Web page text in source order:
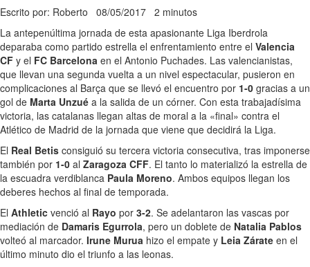
Escrito por: Roberto 08/05/2017 2 minutos
La antepenúltima jornada de esta apasionante Liga Iberdrola
deparaba como partido estrella el enfrentamiento entre el Valencia
CF y el FC Barcelona en el Antonio Puchades. Las valencianistas,
que llevan una segunda vuelta a un nivel espectacular, pusieron en
complicaciones al Barça que se llevó el encuentro por 1-0 gracias a un
gol de Marta Unzué a la salida de un córner. Con esta trabajadísima
victoria, las catalanas llegan altas de moral a la «final» contra el
Atlético de Madrid de la jornada que viene que decidirá la Liga.
El Real Betis consiguió su tercera victoria consecutiva, tras imponerse
también por 1-0 al Zaragoza CFF. El tanto lo materializó la estrella de
la escuadra verdiblanca Paula Moreno. Ambos equipos llegan los
deberes hechos al final de temporada.
El Athletic venció al Rayo por 3-2. Se adelantaron las vascas por
mediación de Damaris Egurrola, pero un doblete de Natalia Pablos
volteó al marcador. Irune Murua hizo el empate y Leia Zárate en el
último minuto dio el triunfo a las leonas.